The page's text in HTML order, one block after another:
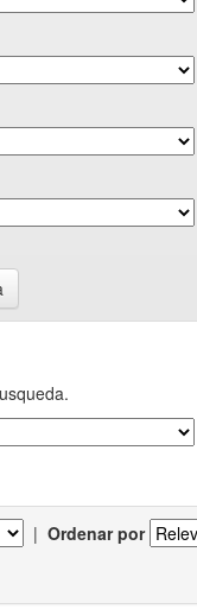
| Ordenar por